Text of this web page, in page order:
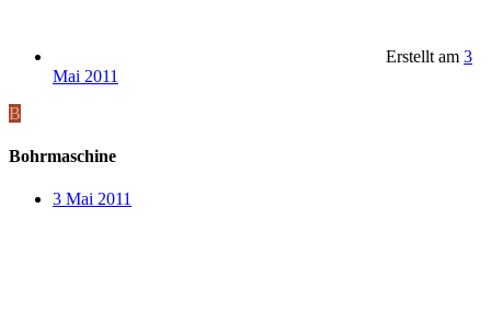
Erstellt am 3
Mai 2011
B
Bohrmaschine
3 Mai 2011